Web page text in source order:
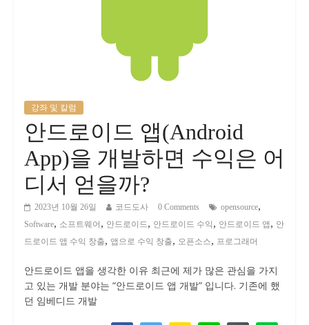
강좌 및 칼럼
안드로이드 앱(Android
App)을 개발하면 수익은 어
디서 얻을까?
2023년 10월 26일 코드도사 0 Comments opensource,
Software, 소프트웨어 , 안드로이드, 안드로이드 수익 , 안드로이드 앱 , 안
드로이드 앱 수익 창출, 앱으로 수익 창출, 오픈소스, 프로그래머
안드로이드 앱을 생각한 이유 최근에 제가 많은 관심을 가지
고 있는 개발 분야는 “안드로이드 앱 개발” 입니다. 기존에 했
던 임베디드 개발